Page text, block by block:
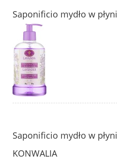
Saponificio mydło w
Saponificio mydło w
KONWALIA